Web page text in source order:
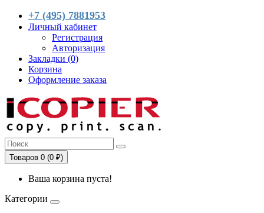
+7 (495) 7881953
Личный кабинет
Регистрация
Авторизация
Закладки (0)
Корзина
Оформление заказа
Товаров 0 (0 ₽)
Ваша корзина пуста!
Категории